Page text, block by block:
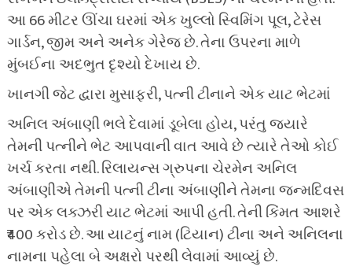
આ 66 મીટર ઊંચા ઘરમાં એક ખુલ્લો સ્વિમિંગ પૂલ, ટેરેસ
ગાર્ડન, જીમ અને અનેક ગેરેજ છે. તેના ઉપરના માળે
મુંબઈના અદભુત દૃશ્યો દેખાય છે.
ખાનગી જેટ દ્વારા મુસાફરી, પત્ની ટીનાને એક યાટ ભેટમાં
અનિલ અંબાણી ભલે દેવામાં ડૂબેલા હોય, પરંતુ જ્યારે
તેમની પત્નીને ભેટ આપવાની વાત આવે છે ત્યારે તેઓ કોઈ
ખર્ચ કરતા નથી. રિલાયન્સ ગ્રુપના ચેરમેન અનિલ
અંબાણીએ તેમની પત્ની ટીના અંબાણીને તેમના જન્મદિવસ
પર એક લક્ઝરી યાટ ભેટમાં આપી હતી. તેની કિંમત આશરે
₹400 કરોડ છે. આ યાટનું નામ (ટિયાન) ટીના અને અનિલના
નામના પહેલા બે અક્ષરો પરથી લેવામાં આવ્યું છે.